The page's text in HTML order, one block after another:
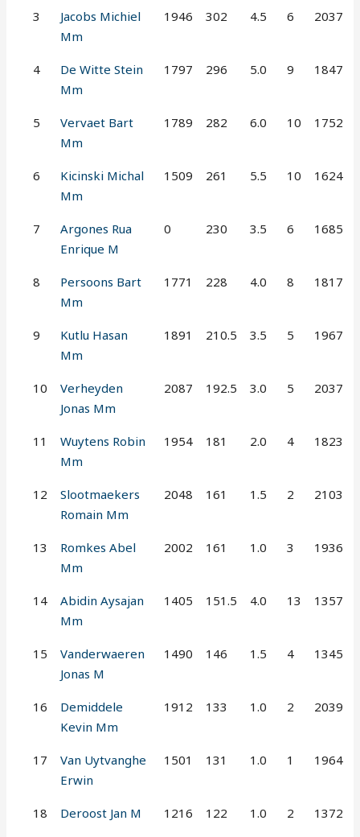
3
Jacobs Michiel
Mm
1946 302 4.5 6 2037
4
De Witte Stein
Mm
1797 296 5.0 9 1847
5
Vervaet Bart
Mm
1789 282 6.0 10 1752
6
Kicinski Michal
Mm
1509 261 5.5 10 1624
7
Argones Rua
Enrique M
0 230 3.5 6 1685
8
Persoons Bart
Mm
1771 228 4.0 8 1817
9
Kutlu Hasan
Mm
1891 210.5 3.5 5 1967
10
Verheyden
Jonas Mm
2087 192.5 3.0 5 2037
11
Wuytens Robin
Mm
1954 181 2.0 4 1823
12
Slootmaekers
Romain Mm
2048 161 1.5 2 2103
13
Romkes Abel
Mm
2002 161 1.0 3 1936
14
Abidin Aysajan
Mm
1405 151.5 4.0 13 1357
15
Vanderwaeren
Jonas M
1490 146 1.5 4 1345
16
Demiddele
Kevin Mm
1912 133 1.0 2 2039
17
Van Uytvanghe
Erwin
1501 131 1.0 1 1964
18 Deroost Jan M 1216 122 1.0 2 1372